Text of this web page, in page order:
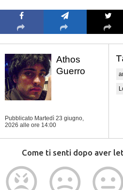
Athos
Guerro
Pubblicato Martedì 23 giugno,
2026 alle ore 14:00
Come ti senti dopo aver